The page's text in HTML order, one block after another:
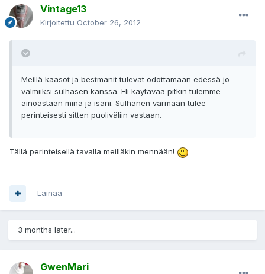
Vintage13
Kirjoitettu October 26, 2012
Meillä kaasot ja bestmanit tulevat odottamaan edessä jo
valmiiksi sulhasen kanssa. Eli käytävää pitkin tulemme
ainoastaan minä ja isäni. Sulhanen varmaan tulee
perinteisesti sitten puoliväliin vastaan.
Tällä perinteisellä tavalla meilläkin mennään!
Lainaa
3 months later...
GwenMari